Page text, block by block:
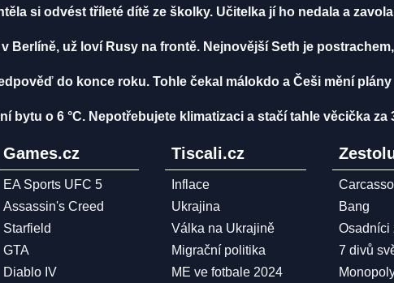
si odvést tříleté dítě ze školky. Učitelka jí ho nedala a
Berlíně, už loví Rusy na frontě. Nejnovější Seth je
do konce roku. Tohle čekal málokdo a Češi mění plány
bytu o 6 °C. Nepotřebujete klimatizaci a stačí tahle věcička za
Games.cz
EA Sports UFC 5
Assassin's Creed
Starfield
GTA
Diablo IV
Tiscali.cz
Inflace
Ukrajina
Válka na Ukrajině
Migrační politika
ME ve fotbale 2024
Bang
Osadníci
7 divů